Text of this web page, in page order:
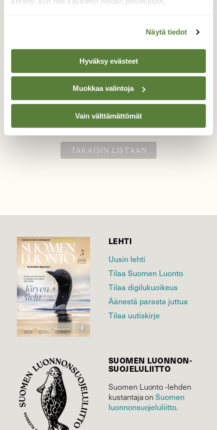
Näytä tiedot
Hyväksy evästeet
Muokkaa valintoja
Vain välttämättömät
Ruokintapaikan vieraita 1
Aurinkokin näyttäytyi pitkästä aikaa ei kun
kamera käteen ja kuvaamaan
Valokuvaaja: Timo Lappalainen, Kalliojärvi,
Valtimo 27.11.2019
TAKAISIN LISTAAN
LEHTI
Uusin lehti
Tilaa Suomen Luonto
Tilaa digilukuoikeus
Äänestä parasta juttua
Tilaa uutiskirje
SUOMEN LUONNON­
SUOJELU­LIITTO
Suomen Luonto -lehden
kustantaja onSuomen
luonnonsuojelu­liitto.